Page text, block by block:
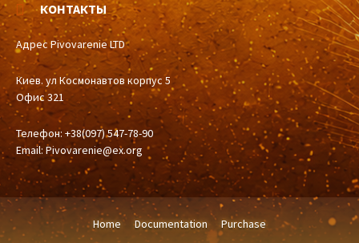
КОНТАКТЫ
Адрес Pivovarenie LTD
Киев. ул Космонавтов корпус 5
Офис 321
Телефон: +38(097) 547-78-90
Email: Pivovarenie@ex.org
Home Documentation Purchase